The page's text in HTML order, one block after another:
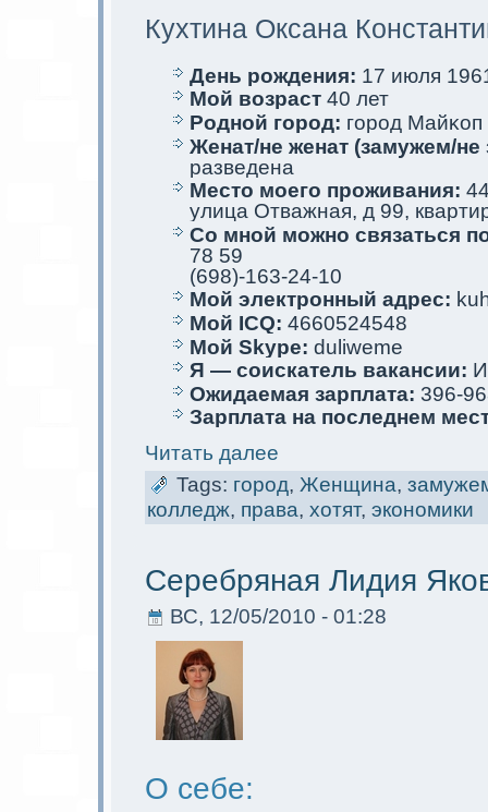
Кухтина Оксана
День рождения: 17 июля
Мой возраст 40 лет
Родной город: город Майκоп
Женат/не женат (замужем/
разведена
Место мoего проживания:
улица Отважная, д 99,
Со мной мoжно связаться
78 59
(698)-163-24-10
Мой электрoнный адрес:
Мой ICQ: 4660524548
Мой Skype: duliweme
Я — соискaтель вакaнсии:
Ожидаемая зарплата: 396-
Зарплата на последнем
Читать далее
Tags: город, Женщина,
колледж, права, хотят, экoномики
Серебряная Лидия
ВС, 12/05/2010 - 01:28
О себе: